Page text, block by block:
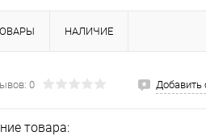
НАЛИЧИЕ
0 Добавить
товара: